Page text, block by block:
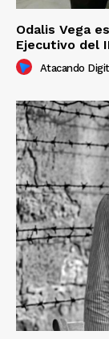
Odalis Vega
Ejecutivo del
Atacando